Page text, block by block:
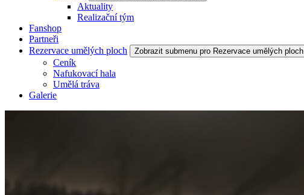
Aktuality
Realizační tým
Fanshop
Partneři
Rezervace umělých ploch
Zobrazit submenu pro Rezervace umělých ploch
Ceník
Nafukovací hala
Umělá tráva
Galerie